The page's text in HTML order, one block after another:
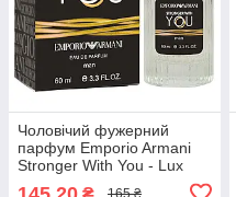
Чоловічий фужерний
парфум Emporio Armani
Stronger With You - Lux